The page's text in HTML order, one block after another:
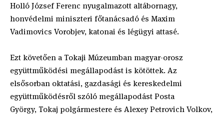
Holló József Ferenc nyugalmazott altábornagy,
honvédelmi miniszteri főtanácsadó és Maxim
Vadimovics Vorobjev, katonai és légügyi attasé.
Ezt követően a Tokaji Múzeumban magyar-orosz
együttműködési megállapodást is kötöttek. Az
elsősorban oktatási, gazdasági és kereskedelmi
együttműködésről szóló megállapodást Posta
György, Tokaj polgármestere és Alexey Petrovich Volkov,